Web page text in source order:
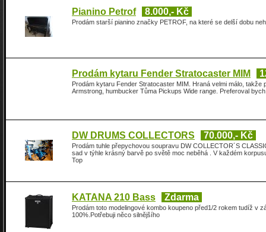
Pianino Petrof 8.000,- Kč
Prodám starší pianino značky PETROF, na které se delší dobu
Prodám kytaru Fender Stratocaster MIM
Prodám kytaru Fender Stratocaster MIM. Hraná velmi málo,
Armstrong, humbucker Tůma Pickups Wide range. Preferoval
DW DRUMS COLLECTORS 70.000,- Kč
Prodám tuhle přepychovou soupravu DW COLLECTOR´S
sad v týhle krásný barvě po světě moc neběhá . V každém
Top
KATANA 210 Bass Zdarma
Prodám toto modelingové kombo koupeno před1/2 rokem tudíž v
100%.Potřebuji něco silnějšího